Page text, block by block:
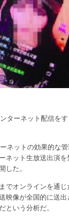
ターネット配信を
ネットの効果的な
ネット生放送出演
した。
でオンラインを通
映像が全国的に送
という分析だ。